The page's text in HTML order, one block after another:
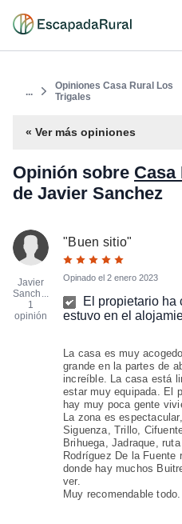
...
Opiniones Casa Rural Los
Trigales
« Ver más opiniones
Opinión sobre Casa
de Javier Sanchez
Javier
Sanch...
1
opinión
"Buen sitio"
Opinado el 2 enero 2023
El propietario ha
estuvo en el
La casa es muy
grande en la partes de
increíble. La casa está
estar muy equipada. El
hay muy poca gente
La zona es
Siguenza, Trillo,
Brihuega, Jadraque,
Rodríguez De la Fuente
donde hay muchos
ver.
Muy recomendable todo.